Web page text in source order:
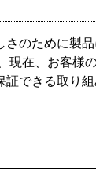
さのために製
現在、お客様
できる取り